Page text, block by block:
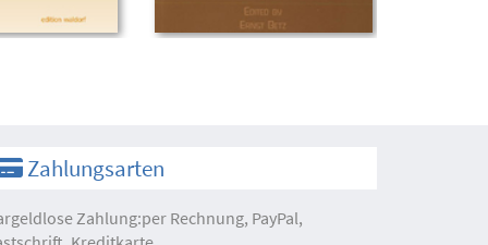
Zahlungsarten
Zahlung:per Rechnung, PayPal,